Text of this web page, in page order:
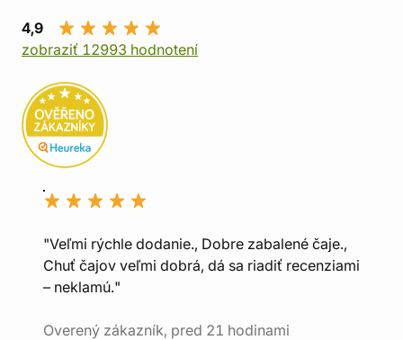
4,9
zobraziť 12993 hodnotení
"Veľmi rýchle dodanie., Dobre zabalené čaje.,
Chuť čajov veľmi dobrá, dá sa riadiť recenziami
– neklamú."
Overený zákazník, pred 21 hodinami